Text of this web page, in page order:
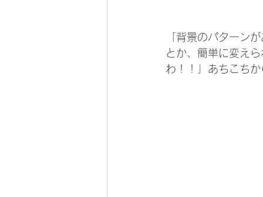
「背景のパターン
とか、簡単に変え
わ！！」あちこち